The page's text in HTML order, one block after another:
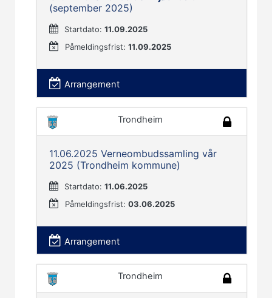
(september 2025)
Startdato:11.09.2025
Påmeldingsfrist:11.09.2025
Arrangement
Trondheim
11.06.2025 Verneombudssamling vår
2025 (Trondheim kommune)
Startdato:11.06.2025
Påmeldingsfrist:03.06.2025
Arrangement
Trondheim